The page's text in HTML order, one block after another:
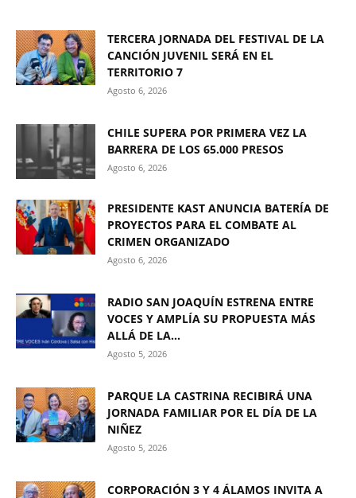
TERCERA JORNADA DEL FESTIVAL DE LA
CANCIÓN JUVENIL SERÁ EN EL
TERRITORIO 7
Agosto 6, 2026
CHILE SUPERA POR PRIMERA VEZ LA
BARRERA DE LOS 65.000 PRESOS
Agosto 6, 2026
PRESIDENTE KAST ANUNCIA BATERÍA DE
PROYECTOS PARA EL COMBATE AL
CRIMEN ORGANIZADO
Agosto 6, 2026
RADIO SAN JOAQUÍN ESTRENA ENTRE
VOCES Y AMPLÍA SU PROPUESTA MÁS
ALLÁ DE LA...
Agosto 5, 2026
PARQUE LA CASTRINA RECIBIRÁ UNA
JORNADA FAMILIAR POR EL DÍA DE LA
NIÑEZ
Agosto 5, 2026
CORPORACIÓN 3 Y 4 ÁLAMOS INVITA A